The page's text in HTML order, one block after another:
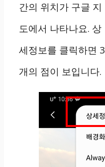
간의 위치가 구글 지
도에서 나타나요. 상
세정보를 클릭하면 3
개의 점이 보입니다.